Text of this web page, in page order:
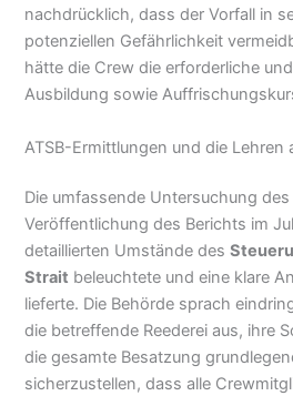
nachdrücklich, dass der Vorfall in
potenziellen Gefährlichkeit
hätte die Crew die erforderliche
Ausbildung sowie
ATSB-Ermittlungen und die Lehren
Die umfassende Untersuchung
Veröffentlichung des Berichts im
detaillierten Umstände des
Strait beleuchtete und eine klare
lieferte. Die Behörde sprach
die betreffende Reederei aus, ihre
die gesamte Besatzung
sicherzustellen, dass alle